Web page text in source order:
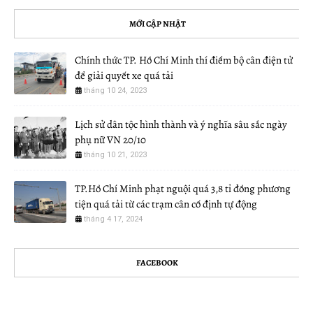
MỚI CẬP NHẬT
Chính thức TP. Hồ Chí Minh thí điểm bộ cân điện tử
để giải quyết xe quá tải
tháng 10 24, 2023
Lịch sử dân tộc hình thành và ý nghĩa sâu sắc ngày
phụ nữ VN 20/10
tháng 10 21, 2023
TP.Hồ Chí Minh phạt nguội quá 3,8 tỉ đồng phương
tiện quá tải từ các trạm cân cố định tự động
tháng 4 17, 2024
FACEBOOK